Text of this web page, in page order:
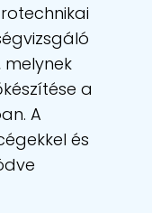
a
A
és